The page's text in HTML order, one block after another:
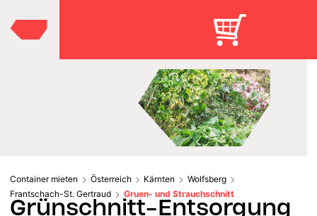
Container mieten Österreich Kärnten
Wolfsberg
Frantschach-St. Gertraud
Gruen- und Strauchschnitt
Grünschnitt-Entsorgung